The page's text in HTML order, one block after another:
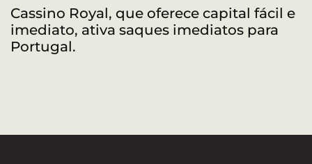
Cassino Royal, que oferece capital fácil e
imediato, ativa saques imediatos para
Portugal.